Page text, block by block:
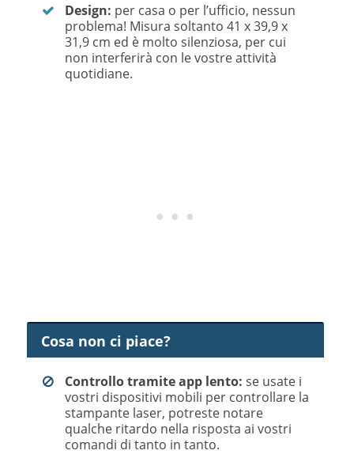
Design: per casa o per l’ufficio, nessun
problema! Misura soltanto 41 x 39,9 x
31,9 cm ed è molto silenziosa, per cui
non interferirà con le vostre attività
quotidiane.
Cosa non ci piace?
Controllo tramite app lento:se usate i
vostri dispositivi mobili per controllare la
stampante laser, potreste notare
qualche ritardo nella risposta ai vostri
comandi di tanto in tanto.